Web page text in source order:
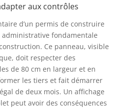
aux contrôles
d’un permis de construire
fondamentale
Ce panneau, visible
doit respecter des
de 80 cm en largeur et en
les tiers et fait démarrer
de deux mois. Un affichage
peut avoir des conséquences